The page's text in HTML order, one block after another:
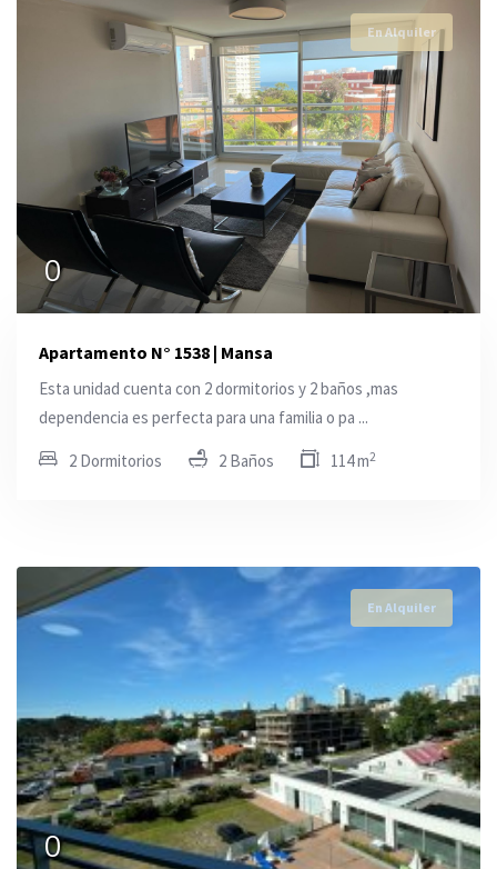
En Alquiler
0
Apartamento N° 1538 | Mansa
Esta unidad cuenta con 2 dormitorios y 2 baños ,mas
dependencia es perfecta para una familia o pa ...
2 Dormitorios 2 Baños 114 m2
En Alquiler
0